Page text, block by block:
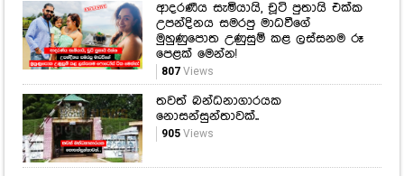
ආදරණීය සැමියායි, චූටි පුතායි එක්ක
උපන්දිනය සමරපු මාධවීගේ
මුහුණුපොත උණුසුම් කළ ලස්සනම රූ
පෙළක් මෙන්න!
807Views
තවත් බන්ධනාගාරයක
නොසන්සුන්තාවක්..
905Views